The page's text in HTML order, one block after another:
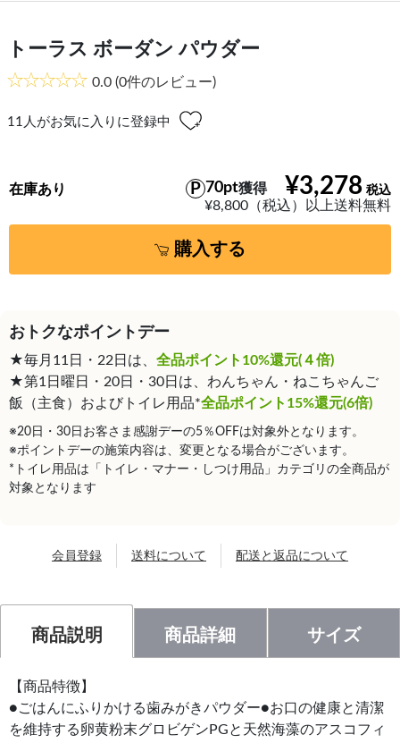
トーラス ボーダン パウダー
0.0 (0件のレビュー)
11 人がお気に入りに登録中
¥3,278
70pt獲得
¥8,800（税込）以上送料無料
在庫あり
購入する
おトクなポイントデー
★毎月11日・22日は、 全品ポイント10%還元(４倍)
★第1日曜日・20日・30日は、わんちゃん・ねこちゃんご
飯（主食）およびトイレ用品*全品ポイント15%還元(6倍)
※20日・30日お客さま感謝デーの5％OFFは対象外となります。
※ポイントデーの施策内容は、変更となる場合がございます。
*トイレ用品は「トイレ・マナー・しつけ用品」カテゴリの全商品が
対象となります
会員登録 送料について 配送と返品について
商品説明 商品詳細 サイズ
【商品特徴】
●ごはんにふりかける歯みがきパウダー●お口の健康と清潔
を維持する卵黄粉末グロビゲンPGと天然海藻のアスコフィ